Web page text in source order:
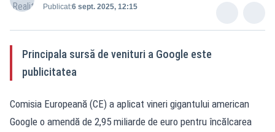
Publicat:6 sept. 2025, 12:15
Principala sursă de venituri a Google este
publicitatea
Comisia Europeană (CE) a aplicat vineri gigantului american
Google o amendă de 2,95 miliarde de euro pentru încălcarea